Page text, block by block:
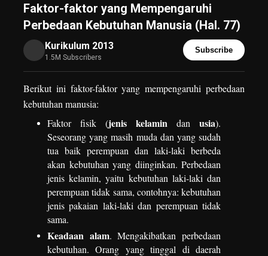
Faktor-faktor yang Mempengaruhi
Perbedaan Kebutuhan Manusia (Hal. 77)
Kurikulum 2013
1.5M Subscribers
Subscribe
Berikut ini faktor-faktor yang mempengaruhi perbedaan
kebutuhan manusia:
Faktor fisik (jenis kelamin dan usia).
Seseorang yang masih muda dan yang sudah
tua baik perempuan dan laki-laki berbeda
akan kebutuhan yang diinginkan. Perbedaan
jenis kelamin, yaitu kebutuhan laki-laki dan
perempuan tidak sama, contohnya: kebutuhan
jenis pakaian laki-laki dan perempuan tidak
sama.
Keadaan alam. Mengakibatkan perbedaan
kebutuhan. Orang yang tinggal di daerah